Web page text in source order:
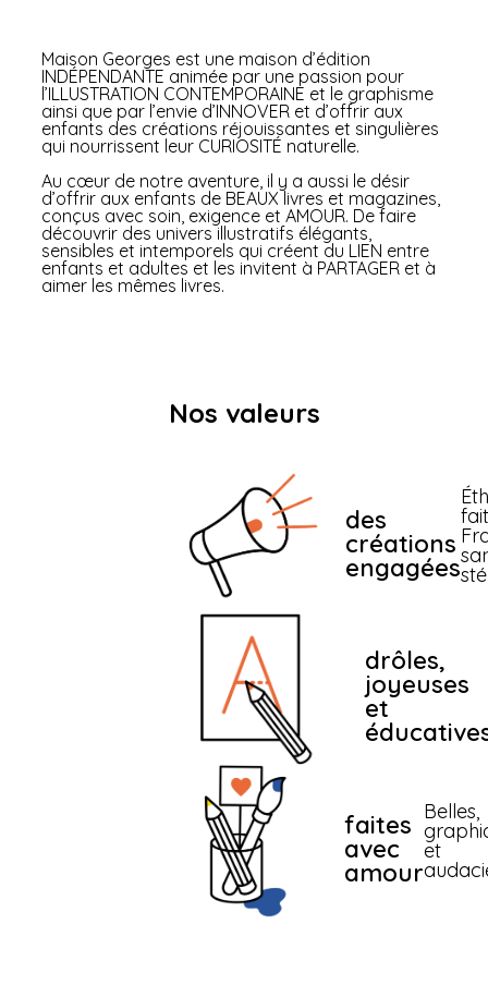
Maison Georges est une maison d’édition
INDÉPENDANTE animée par une passion pour
l’ILLUSTRATION CONTEMPORAINE et le graphisme
ainsi que par l’envie d’INNOVER et d’offrir aux
enfants des créations réjouissantes et singulières
qui nourrissent leur CURIOSITÉ naturelle.
Au cœur de notre aventure, il y a aussi le désir
d’offrir aux enfants de BEAUX livres et magazines,
conçus avec soin, exigence et AMOUR. De faire
découvrir des univers illustratifs élégants,
sensibles et intemporels qui créent du LIEN entre
enfants et adultes et les invitent à PARTAGER et à
aimer les mêmes livres.
Nos valeurs
des
créations
engagées
drôles,
joyeuses
et
faites
avec
amour
Belles,
et